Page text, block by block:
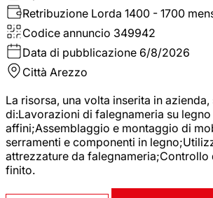
Retribuzione Lorda 1400 - 1700
Codice annuncio 349942
Data di pubblicazione 6/8/2026
Città Arezzo
La risorsa, una volta inserita in
di:Lavorazioni di falegnameria su
affini;Assemblaggio e montaggio di
serramenti e componenti in
attrezzature da
finito.